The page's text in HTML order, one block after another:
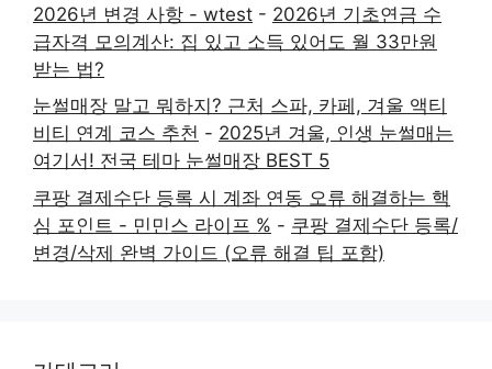
2026년 변경 사항 - wtest - 2026년 기초연금 수
급자격 모의계산: 집 있고 소득 있어도 월 33만원
받는 법?
눈썰매장 말고 뭐하지? 근처 스파, 카페, 겨울 액티
비티 연계 코스 추천 - 2025년 겨울, 인생 눈썰매는
여기서! 전국 테마 눈썰매장 BEST 5
쿠팡 결제수단 등록 시 계좌 연동 오류 해결하는 핵
심 포인트 - 민민스 라이프 % - 쿠팡 결제수단 등록/
변경/삭제 완벽 가이드 (오류 해결 팁 포함)